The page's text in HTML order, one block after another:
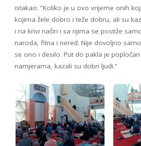
istakao: ”Koliko je u ovo vrijeme onih
kojima žele dobro i teže dobru, ali su
i na krivi način i sa njima se postiže
naroda, fitna i nered. Nije dovoljno
se ono i desilo. Put do pakla je
namjerama, kazali su dobri ljudi.”